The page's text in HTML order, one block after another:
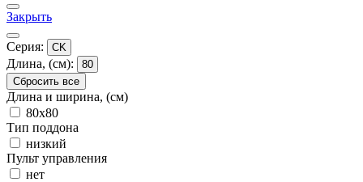
Закрыть
Серия: CK
Длина, (см):
80
Сбросить все
Длина и ширина, (см)
80x80
Тип поддона
низкий
Пульт управления
нет